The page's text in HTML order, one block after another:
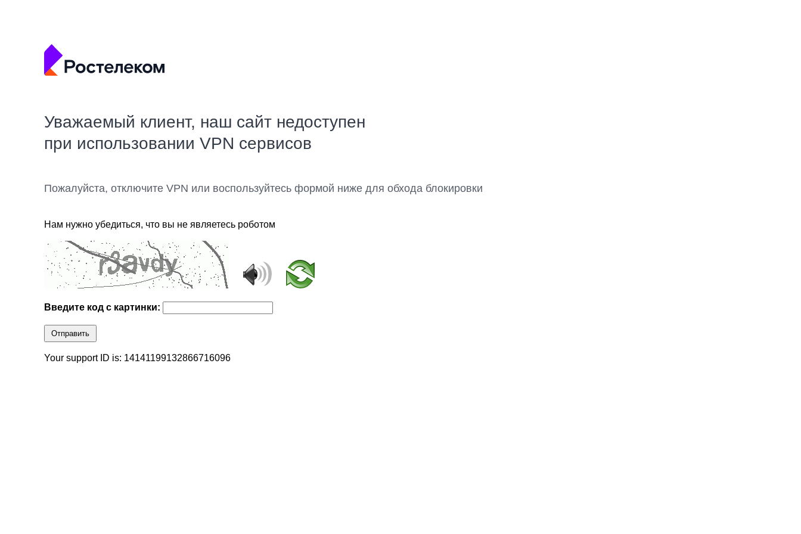
Уважаемый клиент, наш сайт недоступен
при использовании VPN сервисов
Пожалуйста, отключите VPN или воспользуйтесь формой ниже для обхода блокировки
Нам нужно убедиться, что вы не являетесь роботом
Введите код с картинки:
Отправить
Your support ID is: 14141199132866716096